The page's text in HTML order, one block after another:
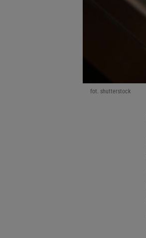
fot. shutterstock